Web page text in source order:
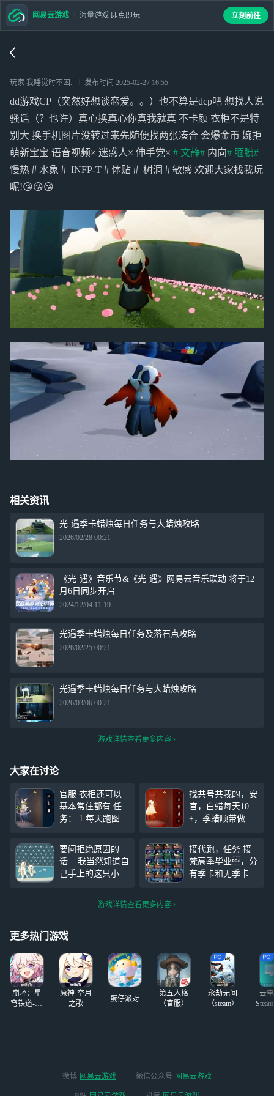
玩家 我睡觉时不困. 发布时间 2025-02-27 16:55
dd游戏CP（突然好想谈恋爱。。）也不算是dcp吧 想找人说
骚话（？也许）真心换真心你真我就真 不卡颜 衣柜不是特
别大 换手机图片没转过来先随便找两张凑合 会爆金币 婉拒
萌新宝宝 语音视频× 迷惑人× 伸手党× # 文静# 内向# 腼腆#
慢热＃水象＃ INFP-T＃体贴＃ 树洞＃敏感 欢迎大家找我玩
呢!😘😘😘
相关资讯
光·遇季卡蜡烛每日任务与大蜡烛攻略
2026/02/28 00:21
《光·遇》音乐节&《光·遇》网易云音乐联动 将于12
月6日同步开启
2024/12/04 11:19
光遇季卡蜡烛每日任务及落石点攻略
2026/02/25 00:21
光遇季卡蜡烛每日任务与大蜡烛攻略
2026/03/06 00:21
游戏详情查看更多内容
大家在讨论
官服 衣柜还可以
基本常住都有 任
务： 1.每天跑图 2.
的: 1.加好友但要
备注 2.用蜡烛但要
和我说 不能做的:
1.把账号弄封或者
我说 有违背的直
找共号共我的，安
官，白蜡每天10
+，季蜡顺带做一
一下，消耗品不要
动不要毁号不要毁
号!其他没啥要求
了详细衣柜看评论
要问拒绝原因的
话....我当然知道自
己手上的这只小光
下，只是体面地没
拆穿而已。忍着没
他的当然免谈。
接代跑，任务 接
梵高季毕业，分
有季卡和无季卡
板考虑我的话会多
游戏详情查看更多内容
更多热门游戏
崩坏：星
穹铁道-4.4
原神·空月
之歌
蛋仔派对
第五人格
（官服）
永劫无间
（steam）
云
网易云游戏 海量游戏 即点即玩 立刻前往
微博 网易云游戏 微信公众号 网易云游戏